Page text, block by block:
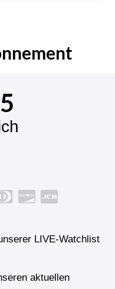
LIVE-Watchlist
aktuellen